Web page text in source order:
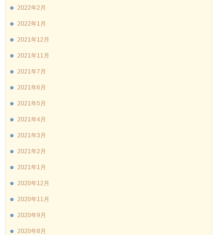
2022年2月
2022年1月
2021年12月
2021年11月
2021年7月
2021年6月
2021年5月
2021年4月
2021年3月
2021年2月
2021年1月
2020年12月
2020年11月
2020年9月
2020年8月